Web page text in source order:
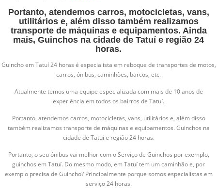
Portanto, atendemos carros, motocicletas, vans,
utilitários e, além disso também realizamos
transporte de máquinas e equipamentos. Ainda
mais, Guinchos na cidade de Tatuí e região 24
horas.
Guincho em Tatuí 24 horas é especialista em reboque de transportes de motos,
carros, ónibus, caminhões, barcos, etc.
Atualmente temos uma equipe especializada com mais de 10 anos de
experiência em todos os bairros de Tatuí.
Portanto, atendemos carros, motocicletas, vans, utilitários e, além disso
também realizamos transporte de máquinas e equipamentos. Guinchos na
cidade de Tatuí e região 24 horas.
Portanto, o seu ónibus vai melhor com o Serviço de Guinchos por exemplo,
guinchos em Tatuí. Do mesmo modo, em Tatuí tem um caminhão e, por
exemplo precisa de Guincho? Principalmente porque somos especialistas em
serviço 24 horas.